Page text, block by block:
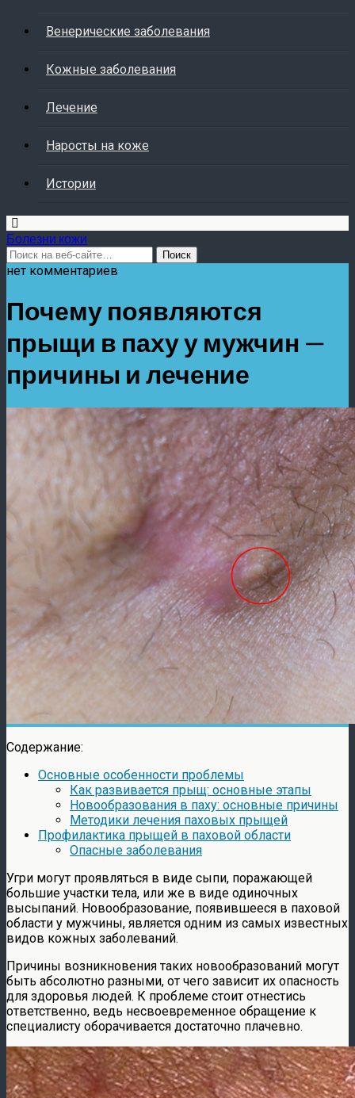
Венерические заболевания
Кожные заболевания
Лечение
Наросты на коже
Истории
Болезни кожи
нет комментариев
Почему появляются
прыщи в паху у мужчин —
причины и лечение
Содержание:
Основные особенности проблемы
Как развивается прыщ: основные этапы
Новообразования в паху: основные причины
Методики лечения паховых прыщей
Профилактика прыщей в паховой области
Опасные заболевания
Угри могут проявляться в виде сыпи, поражающей
большие участки тела, или же в виде одиночных
высыпаний. Новообразование, появившееся в паховой
области у мужчины, является одним из самых известных
видов кожных заболеваний.
Причины возникновения таких новообразований могут
быть абсолютно разными, от чего зависит их опасность
для здоровья людей. К проблеме стоит отнестись
ответственно, ведь несвоевременное обращение к
специалисту оборачивается достаточно плачевно.